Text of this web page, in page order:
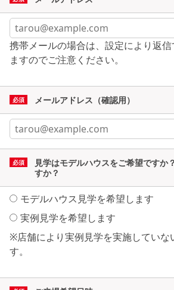
携帯メールの場合は、設定により返
ますのでご注意ください。
メールアドレス（確認用）
見学はモデルハウスをご希望ですか
すか？
モデルハウス見学を希望します
実例見学を希望します
※店舗により実例見学を実施していな
す。